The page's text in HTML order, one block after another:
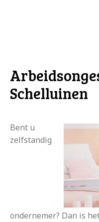
Schelluinen
Bent u
zelfstandig
ondernemer? Dan is